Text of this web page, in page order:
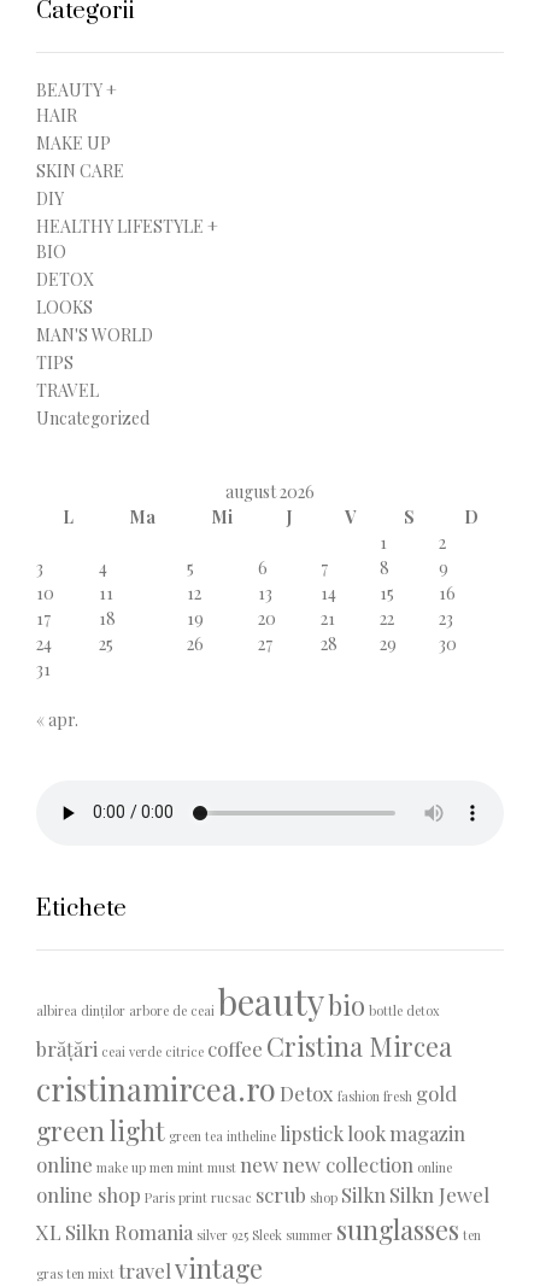
Categorii
BEAUTY +
HAIR
MAKE UP
SKIN CARE
DIY
HEALTHY LIFESTYLE +
BIO
DETOX
LOOKS
MAN'S WORLD
TIPS
TRAVEL
Uncategorized
august 2026
L
Ma Mi J V S
D
1
2
3
4 5 6 7 8
9
10
11 12 13 14 15
16
17
18 19 20 21 22
23
24
25 26 27 28 29
30
31
« apr.
Etichete
albirea dinților arbore de ceai beautybio bottle detox
brățări ceai verde citrice coffee Cristina Mircea
cristinamircea.ro Detox fashion fresh gold
green light green tea intheline lipsticklookmagazin
online make up men mint must newnew collection online
online shop Paris print rucsac scrub shop Silkn Silkn Jewel
XL Silkn Romania silver 925 Sleek summer sunglasses ten
gras ten mixt travelvintage